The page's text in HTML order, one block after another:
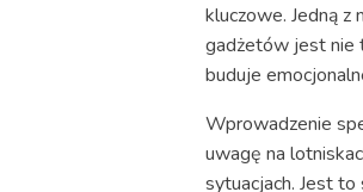
kluczowe. Jedną
gadżetów jest nie
buduje
Wprowadzenie
uwagę na
sytuacjach. Jest